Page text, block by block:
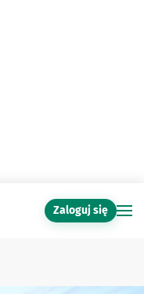
Zaloguj się